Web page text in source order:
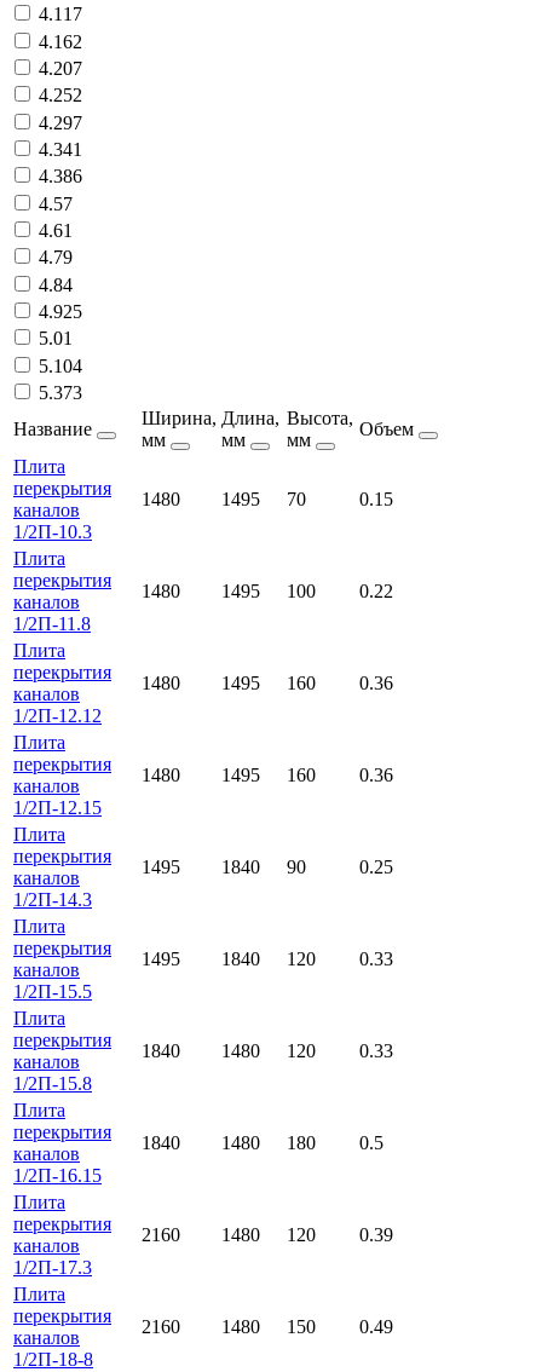
4.117
4.162
4.207
4.252
4.297
4.341
4.386
4.57
4.61
4.79
4.84
4.925
5.01
5.104
5.373
Название
Ширина,
мм
Длина,
мм
Высота,
мм
Объем
Плита
перекрытия
каналов
1/2П-10.3
1480 1495 70 0.15
Плита
перекрытия
каналов
1/2П-11.8
1480 1495 100 0.22
Плита
перекрытия
каналов
1/2П-12.12
1480 1495 160 0.36
Плита
перекрытия
каналов
1/2П-12.15
1480 1495 160 0.36
Плита
перекрытия
каналов
1/2П-14.3
1495 1840 90 0.25
Плита
перекрытия
каналов
1/2П-15.5
1495 1840 120 0.33
Плита
перекрытия
каналов
1/2П-15.8
1840 1480 120 0.33
Плита
перекрытия
каналов
1/2П-16.15
1840 1480 180 0.5
Плита
перекрытия
каналов
1/2П-17.3
2160 1480 120 0.39
Плита
перекрытия
каналов
1/2П-18-8
2160 1480 150 0.49